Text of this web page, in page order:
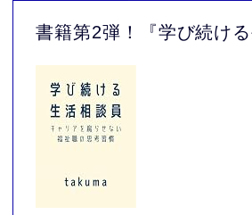
書籍第2弾！『学び続け